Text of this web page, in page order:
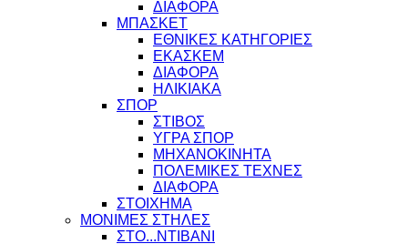
ΔΙΑΦΟΡΑ
ΜΠΑΣΚΕΤ
ΕΘΝΙΚΕΣ ΚΑΤΗΓΟΡΙΕΣ
ΕΚΑΣΚΕΜ
ΔΙΑΦΟΡΑ
ΗΛΙΚΙΑΚΑ
ΣΠΟΡ
ΣΤΙΒΟΣ
ΥΓΡΑ ΣΠΟΡ
ΜΗΧΑΝΟΚΙΝΗΤΑ
ΠΟΛΕΜΙΚΕΣ ΤΕΧΝΕΣ
ΔΙΑΦΟΡΑ
ΣΤΟΙΧΗΜΑ
ΜΟΝΙΜΕΣ ΣΤΗΛΕΣ
ΣΤΟ...ΝΤΙΒΑΝΙ